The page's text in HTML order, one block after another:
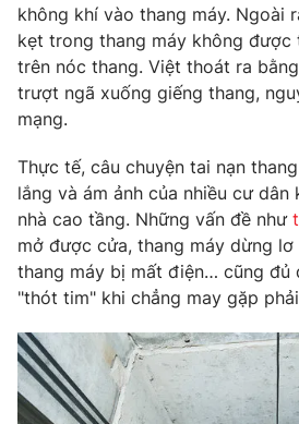
Photo
Video
VTV Sức khoẻ Bất
Thị trường 24h Tấm
VTV4 Vươn
VTV9 VTV8
không khí vào thang máy. Ngoài
kẹt trong thang máy không được
trên nóc thang. Việt thoát ra
trượt ngã xuống giếng thang,
mạng.
Thực tế, câu chuyện tai nạn
lắng và ám ảnh của nhiều cư
nhà cao tầng. Những vấn đề như
mở được cửa, thang máy dừng
thang máy bị mất điện… cũng đủ
"thót tim" khi chẳng may gặp